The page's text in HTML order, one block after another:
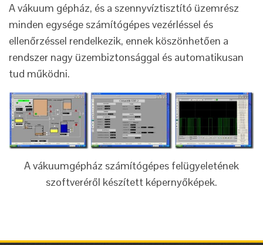
A vákuum gépház, és a szennyvíztisztító üzemrész
minden egysége számítógépes vezérléssel és
ellenőrzéssel rendelkezik, ennek köszönhetően a
rendszer nagy üzembiztonsággal és automatikusan
tud működni.
A vákuumgépház számítógépes felügyeletének
szoftveréről készített képernyőképek.